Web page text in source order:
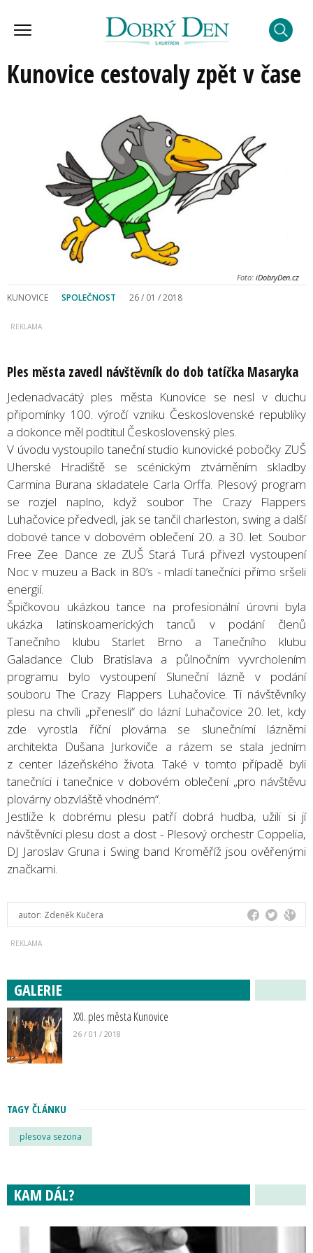
Kunovice cestovaly zpět v čase
Foto: iDobryDen.cz
KUNOVICE SPOLEČNOST 26 / 01 / 2018
Ples města zavedl návštěvník do dob tatíčka Masaryka
Jedenadvacátý ples města Kunovice se nesl v duchu
připomínky 100. výročí vzniku Československé republiky
a dokonce měl podtitul Československý ples.
V úvodu vystoupilo taneční studio kunovické pobočky ZUŠ
Uherské Hradiště se scénickým ztvárněním skladby
Carmina Burana skladatele Carla Orffa. Plesový program
se rozjel naplno, když soubor The Crazy Flappers
Luhačovice předvedl, jak se tančil charleston, swing a další
dobové tance v dobovém oblečení 20. a 30. let. Soubor
Free Zee Dance ze ZUŠ Stará Turá přivezl vystoupení
Noc v muzeu a Back in 80’s - mladí tanečníci přímo sršeli
energií.
Špičkovou ukázkou tance na profesionální úrovni byla
ukázka latinskoamerických tanců v podání členů
Tanečního klubu Starlet Brno a Tanečního klubu
Galadance Club Bratislava a půlnočním vyvrcholením
programu bylo vystoupení Sluneční lázně v podání
souboru The Crazy Flappers Luhačovice. Ti návštěvníky
plesu na chvíli „přenesli“ do lázní Luhačovice 20. let, kdy
zde vyrostla říční plovárna se slunečními lázněmi
architekta Dušana Jurkoviče a rázem se stala jedním
z center lázeňského života. Také v tomto případě byli
tanečníci i tanečnice v dobovém oblečení „pro návštěvu
plovárny obzvláště vhodném“.
Jestliže k dobrému plesu patří dobrá hudba, užili si jí
návštěvníci plesu dost a dost - Plesový orchestr Coppelia,
DJ Jaroslav Gruna i Swing band Kroměříž jsou ověřenými
značkami.
autor: Zdeněk Kučera
GALERIE
XXI. ples města Kunovice
26 / 01 / 2018
TAGY ČLÁNKU
plesova sezona
KAM DÁL?